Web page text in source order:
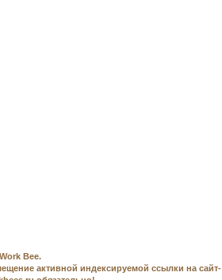
Work Bee.
активной индексируемой ссылки на сайт-